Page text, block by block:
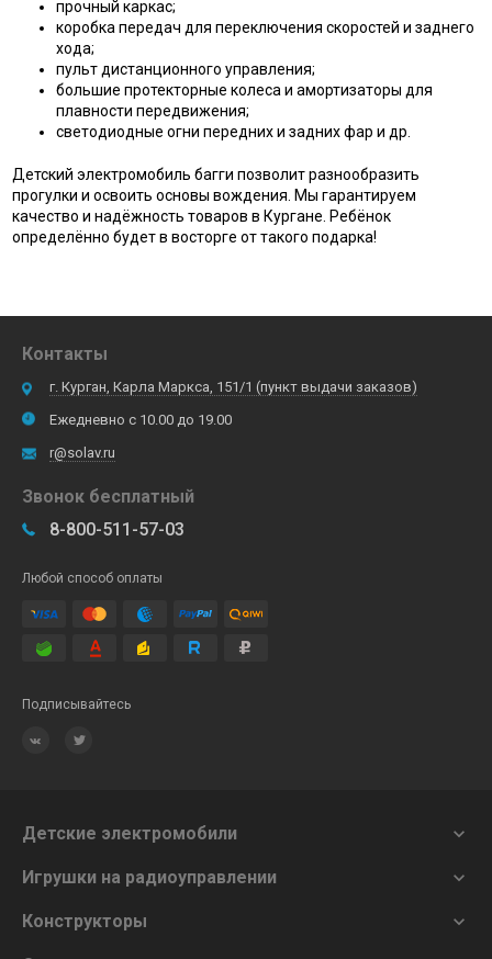
прочный каркас;
коробка передач для переключения скоростей и заднего
хода;
пульт дистанционного управления;
большие протекторные колеса и амортизаторы для
плавности передвижения;
светодиодные огни передних и задних фар и др.
Детский электромобиль багги позволит разнообразить
прогулки и освоить основы вождения. Мы гарантируем
качество и надёжность товаров в Кургане. Ребёнок
определённо будет в восторге от такого подарка!
Контакты
г. Курган, Карла Маркса, 151/1 (пункт выдачи заказов)
Ежедневно с 10.00 до 19.00
r@solav.ru
Звонок бесплатный
8-800-511-57-03
Любой способ оплаты
Подписывайтесь
Детские электромобили 
Игрушки на радиоуправлении 
Конструкторы 